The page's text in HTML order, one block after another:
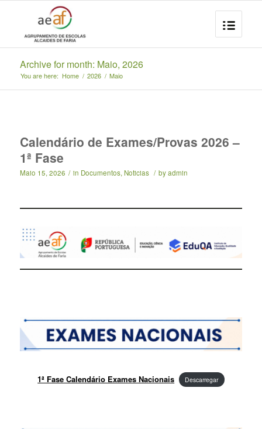
Archive for month: Maio, 2026
You are here: Home / 2026 / Maio
Calendário de Exames/Provas 2026 –
1ª Fase
Maio 15, 2026 / in Documentos, Noticias / byadmin
1ª Fase Calendário Exames Nacionais Descarregar